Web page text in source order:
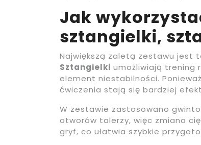
Jak
sztangielki,
Największą zaletą zestawu jest
Sztangielki umożliwiają trening
element niestabilności.
ćwiczenia stają się bardziej
W zestawie zastosowano
otworów talerzy, więc zmiana
gryf, co ułatwia szybkie